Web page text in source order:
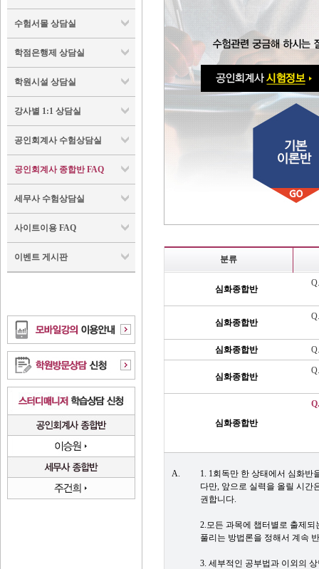
수험서몰 상담실
학점은행제 상담실
학원시설 상담실
강사별 1:1 상담실
공인회계사 수험상담실
공인회계사 종합반 FAQ
세무사 수험상담실
사이트이용 FAQ
이벤트 게시판 분류
심화종합반
심화종합반
심화종합반
심화종합반
심화종합반
A. 1. 1회독만 한 상태에서 심화반
다만, 앞으로 실력을 올릴 시간
권합니다.
2.모든 과목에 챕터별로 출제
풀리는 방법론을 정해서 계속
3. 세부적인 공부법과 이외의